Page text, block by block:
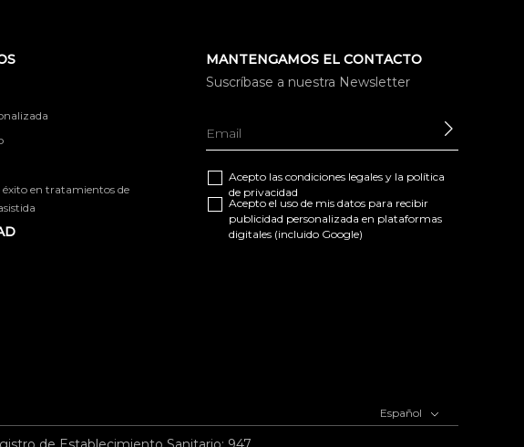
éxito en tratamientos de
MANTENGAMOS EL CONTACTO
Suscríbase a nuestra Newsletter
Acepto las condiciones legalesy la política
de privacidad
Acepto el uso de mis datos para recibir
publicidad personalizada en plataformas
digitales (incluido Google)
Español